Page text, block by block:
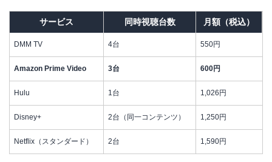
サービス 同時視聴台数 月額（税込）
DMM TV 4台 550円
Amazon Prime Video 3台 600円
Hulu 1台 1,026円
Disney+ 2台（同一コンテンツ） 1,250円
Netflix（スタンダード） 2台 1,590円